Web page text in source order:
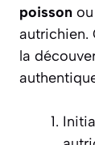
poisson
autrichien.
la